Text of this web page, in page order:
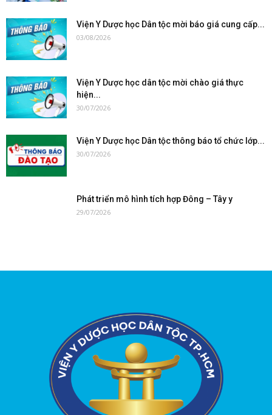
Viện Y Dược học Dân tộc mời báo giá cung cấp...
03/08/2026
Viện Y Dược học dân tộc mời chào giá thực
hiện...
30/07/2026
Viện Y Dược học Dân tộc thông báo tổ chức lớp...
30/07/2026
Phát triển mô hình tích hợp Đông – Tây y
29/07/2026